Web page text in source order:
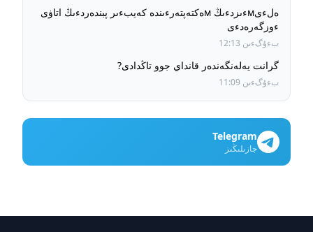
ەلءىмءىزدءىڭ мەكتەپتەرءىندە كەيبءىر پبندەردءىڭ اتاۋى
ءوزگەرەدءى
بءۇگءىن 12:13
گرانت يەلەنگەندەر قانداي جوو تاڭدادى?
بءۇگءىن 11:09
Telegram
جازىلىڭىز